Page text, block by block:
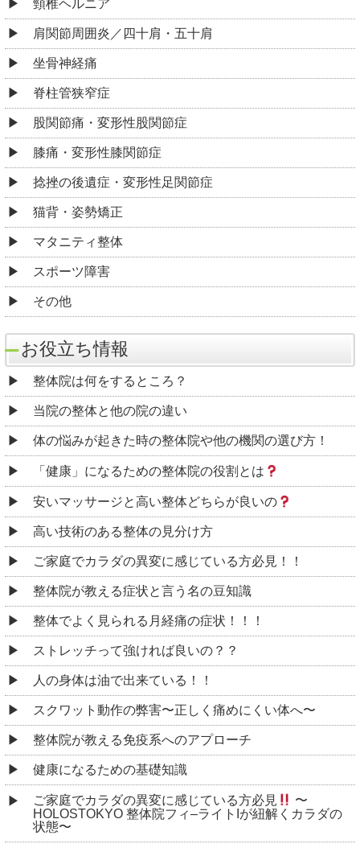
頸椎ヘルニア
肩関節周囲炎／四十肩・五十肩
坐骨神経痛
脊柱管狭窄症
股関節痛・変形性股関節症
膝痛・変形性膝関節症
捻挫の後遺症・変形性足関節症
猫背・姿勢矯正
マタニティ整体
スポーツ障害
その他
お役立ち情報
整体院は何をするところ？
当院の整体と他の院の違い
体の悩みが起きた時の整体院や他の機関の選び方！
「健康」になるための整体院の役割とは
安いマッサージと高い整体どちらが良いの
高い技術のある整体の見分け方
ご家庭でカラダの異変に感じている方必見！！
整体院が教える症状と言う名の豆知識
整体でよく見られる月経痛の症状！！！
ストレッチって強ければ良いの？？
人の身体は油で出来ている！！
スクワット動作の弊害〜正しく痛めにくい体へ〜
整体院が教える免疫系へのアプローチ
健康になるための基礎知識
ご家庭でカラダの異変に感じている方必見
〜
HOLOSTOKYO 整体院フィ–ライトIが紐解くカラダの
状態〜